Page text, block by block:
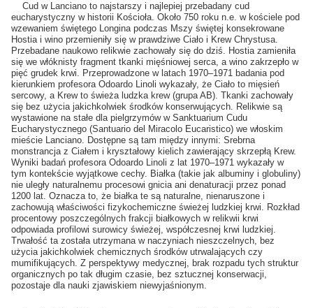
Cud w Lanciano to najstarszy i najlepiej przebadany cud
eucharystyczny w historii Kościoła. Około 750 roku n.e. w kościele pod
wzewaniem świętego Longina podczas Mszy świętej konsekrowane
Hostia i wino przemieniły się w prawdziwe Ciało i Krew Chrystusa.
Przebadane naukowo relikwie zachowały się do dziś. Hostia zamieniła
się we włóknisty fragment tkanki mięśniowej serca, a wino zakrzepło w
pięć grudek krwi. Przeprowadzone w latach 1970–1971 badania pod
kierunkiem profesora Odoardo Linoli wykazały, że Ciało to mięsień
sercowy, a Krew to świeża ludzka krew (grupa AB). Tkanki zachowały
się bez użycia jakichkolwiek środków konserwujących. Relikwie są
wystawione na stałe dla pielgrzymów w Sanktuarium Cudu
Eucharystycznego (Santuario del Miracolo Eucaristico) we włoskim
mieście Lanciano. Dostępne są tam między innymi: Srebrna
monstrancja z Ciałem i kryształowy kielich zawierający skrzepłą Krew.
Wyniki badań profesora Odoardo Linoli z lat 1970–1971 wykazały w
tym kontekście wyjątkowe cechy. Białka (takie jak albuminy i globuliny)
nie uległy naturalnemu procesowi gnicia ani denaturacji przez ponad
1200 lat. Oznacza to, że białka te są naturalne, nienaruszone i
zachowują właściwości fizykochemiczne świeżej ludzkiej krwi. Rozkład
procentowy poszczególnych frakcji białkowych w relikwii krwi
odpowiada profilowi surowicy świeżej, współczesnej krwi ludzkiej.
Trwałość ta została utrzymana w naczyniach nieszczelnych, bez
użycia jakichkolwiek chemicznych środków utrwalających czy
mumifikujących. Z perspektywy medycznej, brak rozpadu tych struktur
organicznych po tak długim czasie, bez sztucznej konserwacji,
pozostaje dla nauki zjawiskiem niewyjaśnionym.